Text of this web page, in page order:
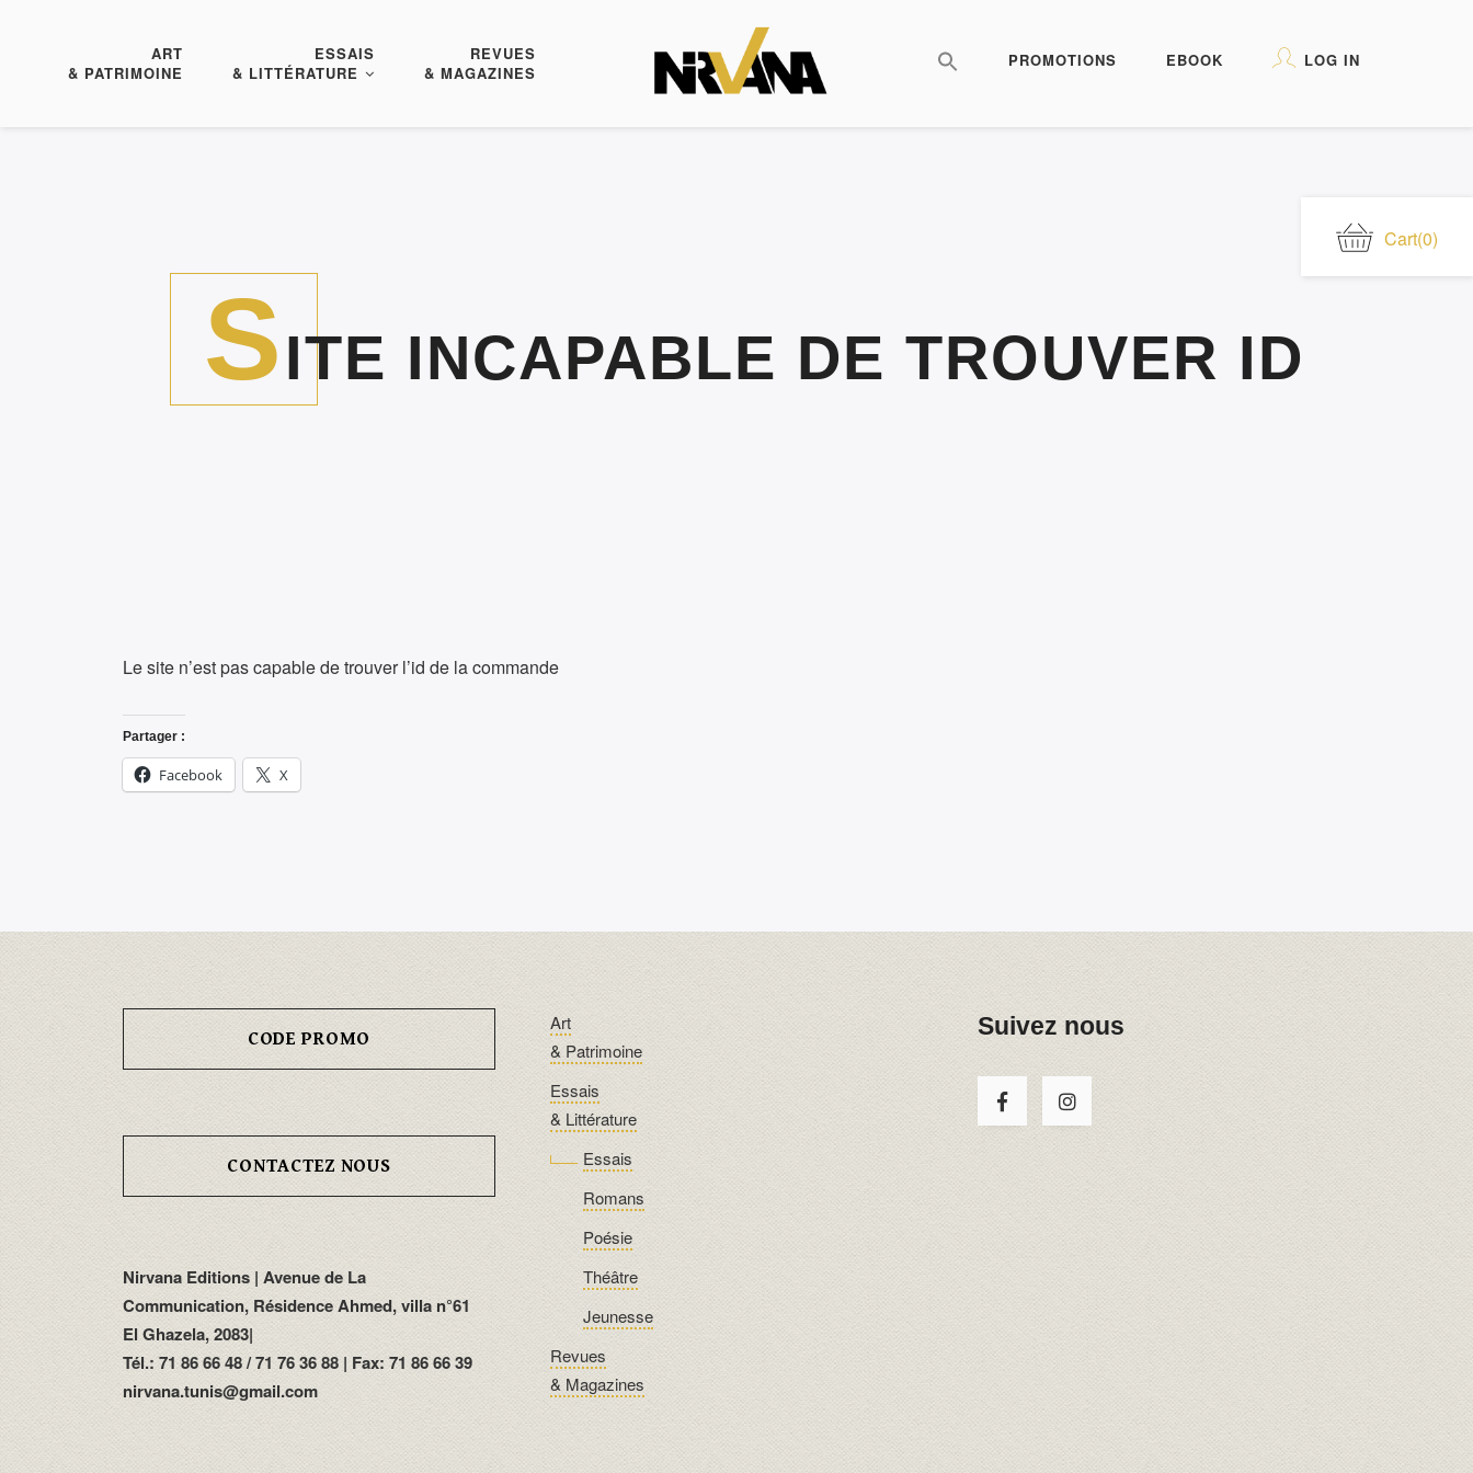
ART
& PATRIMOINE
ESSAIS
& LITTÉRATURE
REVUES
& MAGAZINES
PROMOTIONS EBOOK LOG IN
Cart(0)
SITE INCAPABLE DE TROUVER ID
Le site n’est pas capable de trouver l’id de la commande
Partager :
Facebook X
CODE PROMO
CONTACTEZ NOUS
Nirvana Editions | Avenue de La
Communication, Résidence Ahmed, villa n°61
El Ghazela, 2083|
Tél.: 71 86 66 48 / 71 76 36 88 | Fax: 71 86 66 39
nirvana.tunis@gmail.com
Art
& Patrimoine
Essais
& Littérature
Essais
Romans
Poésie
Théâtre
Jeunesse
Revues
& Magazines
Suivez nous